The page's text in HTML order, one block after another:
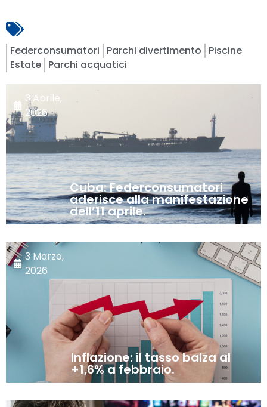
Federconsumatori Parchi divertimento
Piscine
Estate Parchi acquatici
3 Aprile,
2026
Cuba: Federconsumatori
aderisce alla manifestazione
dell’11 aprile.
3 Marzo,
2026
Inflazione: il tasso balza al
+1,6% a febbraio.